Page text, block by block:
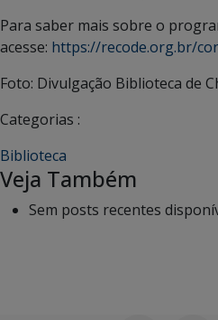
Para saber mais sobre o
acesse: https://recode.org.br/
Foto: Divulgação Biblioteca de
Categorias :
Biblioteca
Veja Também
Sem posts recentes